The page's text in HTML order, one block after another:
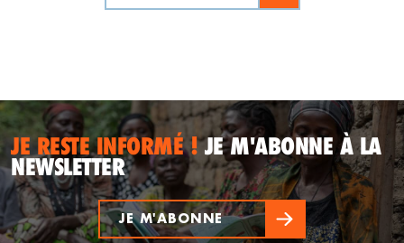
JE RESTE INFORMÉ !JE M'ABONNE À LA
NEWSLETTER
JE M'ABONNE